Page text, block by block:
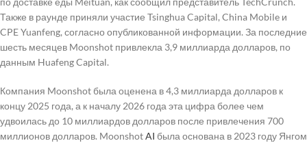
Также в раунде приняли участие Tsinghua Capital, China Mobile и
CPE Yuanfeng, согласно опубликованной информации. За последние
шесть месяцев Moonshot привлекла 3,9 миллиарда долларов, по
данным Huafeng Capital.
Компания Moonshot была оценена в 4,3 миллиарда долларов к
концу 2025 года, а к началу 2026 года эта цифра более чем
удвоилась до 10 миллиардов долларов после привлечения 700
миллионов долларов. MoonshotAI была основана в 2023 году Янгом